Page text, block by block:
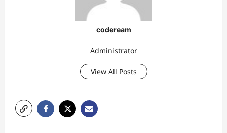
codeream
Administrator
View All Posts